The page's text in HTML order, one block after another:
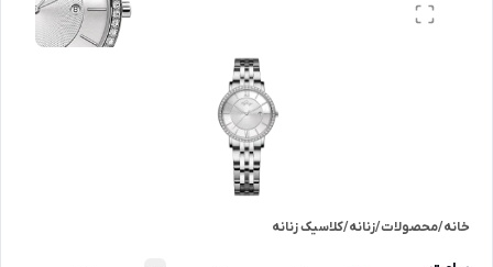
خانه/محصولات/زنانه/کلاسیک زنانه